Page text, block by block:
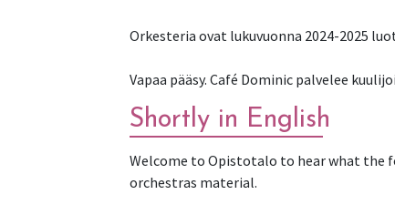
Orkesteria ovat lukuvuonna 2024-2025
Vapaa pääsy. Café Dominic palvelee
Shortly in English
Welcome to Opistotalo to hear what the
orchestras material.